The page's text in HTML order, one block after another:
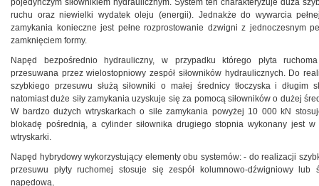
pojedynczym siłownikiem hydraulicznym. System ten charakteryzuje duża
ruchu oraz niewielki wydatek oleju (energii). Jednakże do wywarcia
zamykania konieczne jest pełne rozprostowanie dzwigni z jednoczesnym
zamknięciem formy.
Napęd bezpośrednio hydrauliczny, w przypadku którego płyta
przesuwana przez wielostopniowy zespół siłowników hydraulicznych. Do
szybkiego przesuwu służą siłowniki o małej średnicy tłoczyska i długim
natomiast duże siły zamykania uzyskuje się za pomocą siłowników o dużej
W bardzo dużych wtryskarkach o sile zamykania powyżej 10 000 kN
blokadę pośrednią, a cylinder siłownika drugiego stopnia wykonany jest w
wtryskarki.
Napęd hybrydowy wykorzystujący elementy obu systemów: - do realizacji
przesuwu płyty ruchomej stosuje się zespół kolumnowo-dźwigniowy lub
napędową,